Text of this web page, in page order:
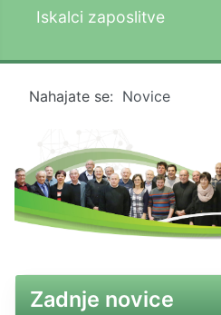
Iskalci zaposlitve
Nahajate se: Novice
Zadnje novice